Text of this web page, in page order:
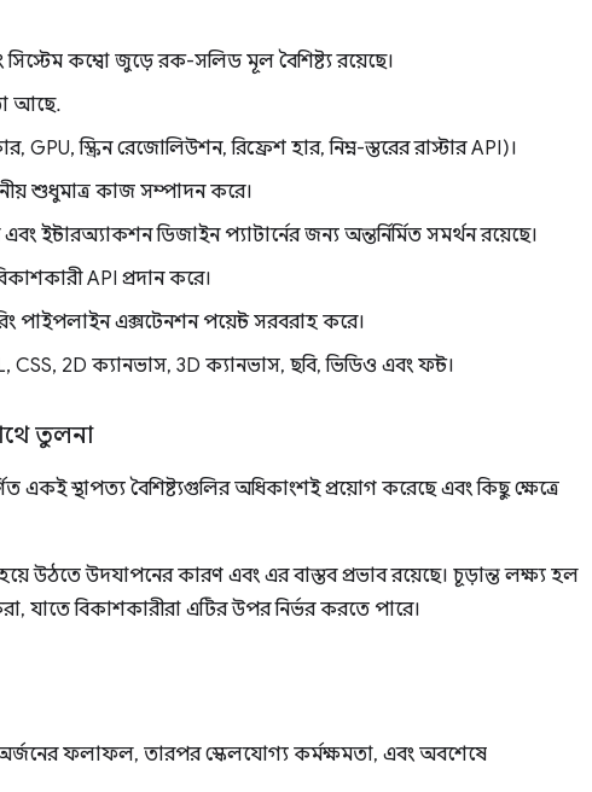
সিস্টেম কম্বো জুড়ে রক-সলিড মূল বৈশিষ্ট্য রয়েছে।
আছে.
GPU, স্ক্রিন রেজোলিউশন, রিফ্রেশ হার, নিম্ন-স্তরের রাস্টার API)।
শুধুমাত্র কাজ সম্পাদন করে।
ইন্টারঅ্যাকশন ডিজাইন প্যাটার্নের জন্য অন্তর্নির্মিত সমর্থন রয়েছে।
API প্রদান করে।
পাইপলাইন এক্সটেনশন পয়েন্ট সরবরাহ করে।
2D ক্যানভাস, 3D ক্যানভাস, ছবি, ভিডিও এবং ফন্ট।
তুলনা
স্থাপত্য বৈশিষ্ট্যগুলির অধিকাংশই প্রয়োগ করেছে এবং কিছু ক্ষেত্রে
উঠতে উদযাপনের কারণ এবং এর বাস্তব প্রভাব রয়েছে। চূড়ান্ত লক্ষ্য হল
যাতে বিকাশকারীরা এটির উপর নির্ভর করতে পারে।
ফলাফল, তারপর স্কেলযোগ্য কর্মক্ষমতা, এবং অবশেষে